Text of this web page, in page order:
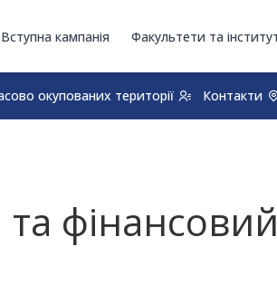
Вступна кампанія Факультети та
окупованих території Контакти
та